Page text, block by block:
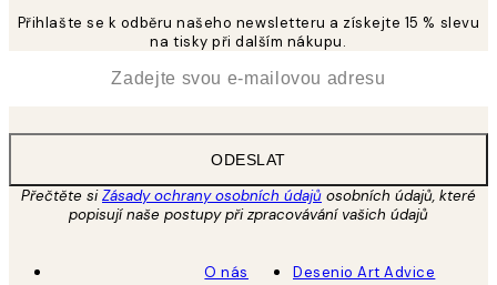
Přihlašte se k odběru našeho newsletteru a získejte 15 % slevu
na tisky při dalším nákupu.
ODESLAT
Přečtěte siZásady ochrany osobních údajů osobních údajů, které
popisují naše postupy při zpracovávání vašich údajů
O nás
Desenio Art Advice